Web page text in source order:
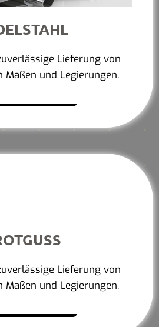
Lieferung von
Maßen und Legierungen.
Lieferung von
Maßen und Legierungen.